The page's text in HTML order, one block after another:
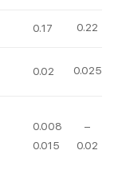
0.17 0.22
0.02 0.025
0.008
0.015
–
0.02